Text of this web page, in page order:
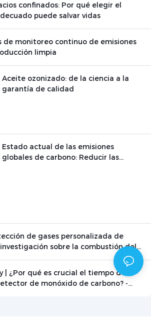
confinados: Por qué elegir el
puede salvar vidas
de monitoreo continuo de emisiones
limpia
Aceite ozonizado: de la ciencia a la
garantía de calidad
Estado actual de las emisiones
globales de carbono: Reducir las
de gases personalizada de
sobre la combustión del
| ¿Por qué es crucial el tiempo de
de monóxido de carbono? -